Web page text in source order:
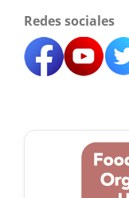
Redes sociales